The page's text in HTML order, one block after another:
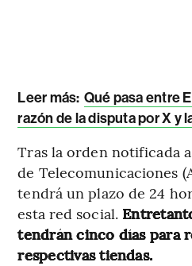
Leer más: Qué pasa entre
razón de la disputa por X y
Tras la orden notificada
de Telecomunicaciones
tendrá un plazo de 24
esta red social.
tendrán cinco días para
respectivas tiendas.